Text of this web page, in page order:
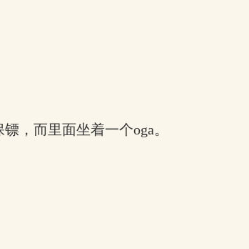
，而里面坐着一个oga。